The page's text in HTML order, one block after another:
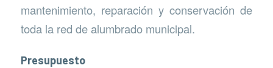
mantenimiento, reparación y conservación de
toda la red de alumbrado municipal.
Presupuesto